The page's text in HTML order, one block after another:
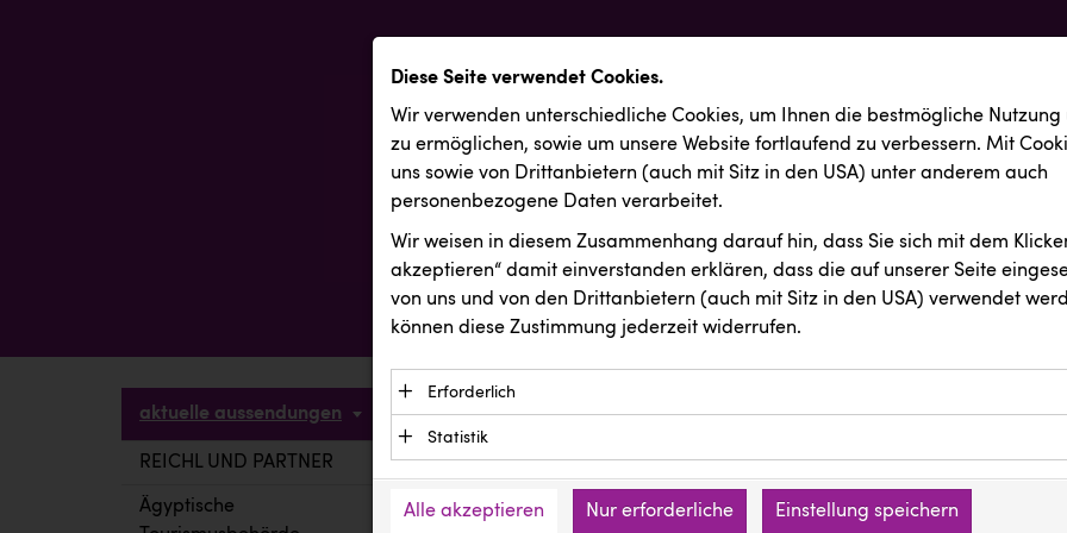
aktuelle aussendungen
REICHL UND PARTNER
Ägyptische
Diese Seite verwendet Cookies.
Wir verwenden unterschiedliche Cookies, um Ihnen die best­mögliche Nutzung
zu ermöglichen, sowie um unsere Website fortlaufend zu verbessern. Mit
uns sowie von Drittanbietern (auch mit Sitz in den USA) unter anderem auch
personenbezogene Daten verarbeitet.
Wir weisen in diesem Zusammenhang darauf hin, dass Sie sich mit dem
akzeptieren“ damit ein­ver­standen erklären, dass die auf unserer Seite
von uns und von den Drittanbietern (auch mit Sitz in den USA) verwendet
können diese Zustimmung jederzeit widerrufen.
Erforderlich
Essenzielle Cookies ermöglichen grundlegende Funktionen und sind für die
Funktion der Website erforderlich. Diese Cookies speichern keine
Daten und werden an keine Dritten übermittelt.
Anbieter: Eigentümer der Website (Erstanbieter)
Statistik
verstehen, wie unsere Besucher unsere Website nutzen.
Alle akzeptieren Nur erforderliche Einstellung speichern